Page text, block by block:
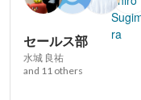
セールス部
水城 良祐
and 11 others